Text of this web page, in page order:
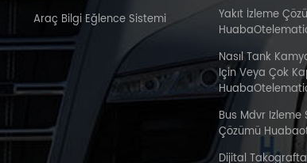
Araç Bilgi Eğlence Sistemi
Yakıt İzleme
Nasıl Tank
Için Veya Çok
Bus Mdvr
Çözümü
Dijital